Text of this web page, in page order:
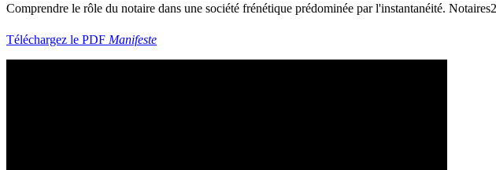
Comprendre le rôle du notaire dans une société frénétique prédominée par l'instantanéité.
Téléchargez le PDF Manifeste